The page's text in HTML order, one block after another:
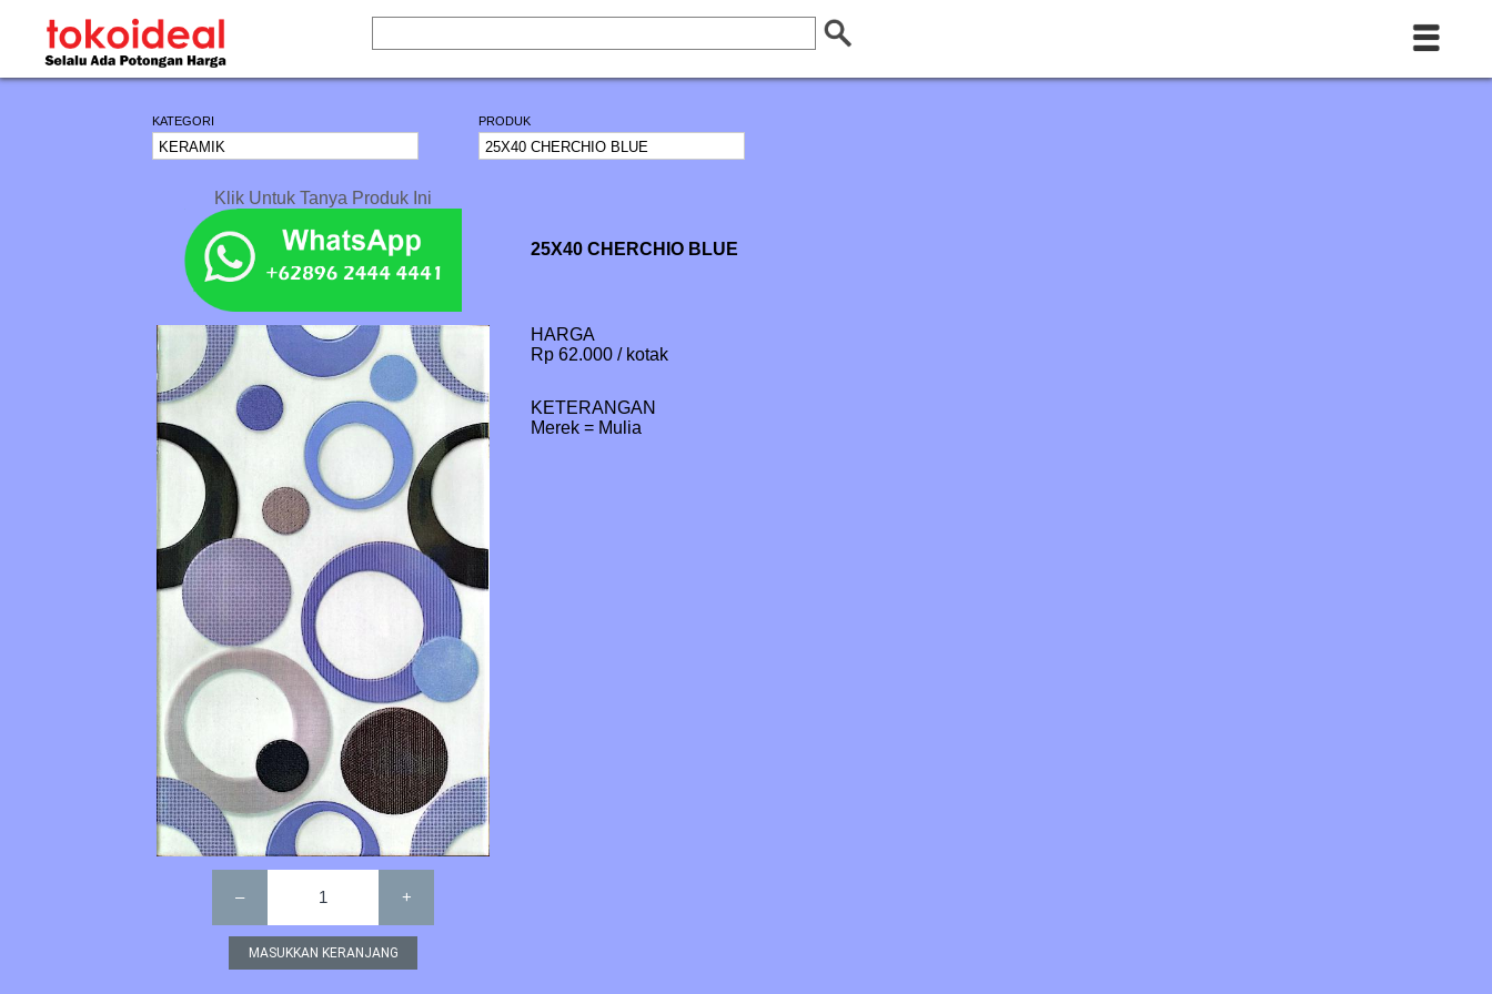
KATEGORI PRODUK
Klik Untuk Tanya Produk Ini
25X40 CHERCHIO BLUE
HARGA
Rp 62.000 / kotak
KETERANGAN
Merek = Mulia
– 1 +